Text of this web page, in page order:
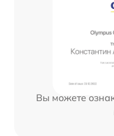
Вы можете